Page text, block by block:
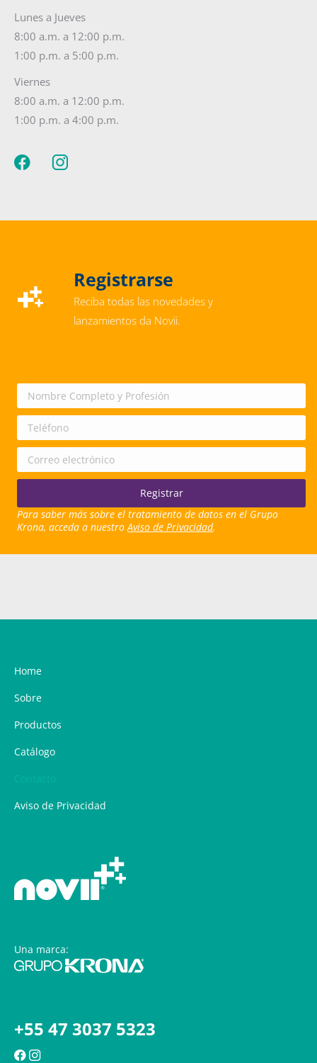
Lunes a Jueves
8:00 a.m. a 12:00 p.m.
1:00 p.m. a 5:00 p.m.
Viernes
8:00 a.m. a 12:00 p.m.
1:00 p.m. a 4:00 p.m.
Registrarse
Reciba todas las novedades y
lanzamientos da Novii.
Para saber más sobre el tratamiento de datos en el Grupo
Krona, acceda a nuestroAviso de Privacidad.
Home
Sobre
Productos
Catálogo
Aviso de Privacidad
Una marca:
+55 47 3037 5323